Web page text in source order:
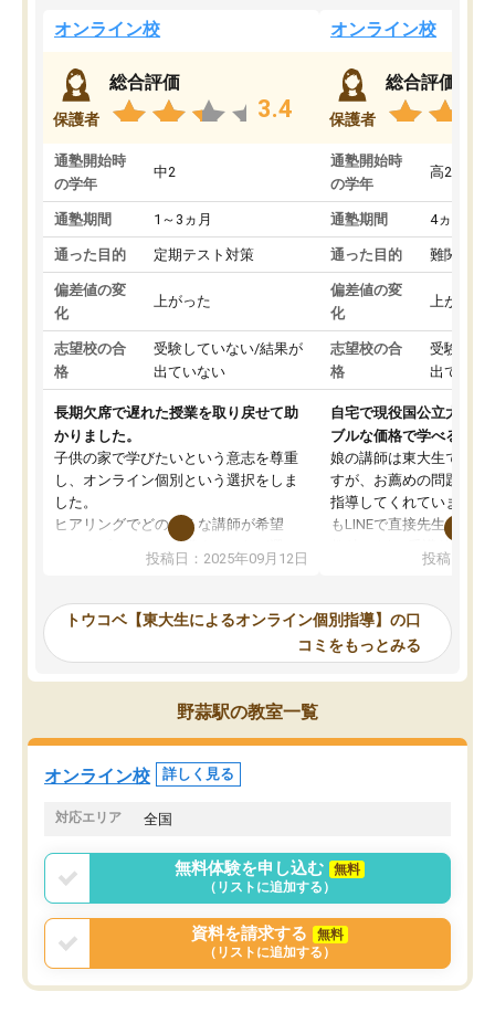
オンライン校
保護者
総合評価
3.4
通塾開始時
の学年
中2
通塾期間 1～3ヵ月
通った目的 定期テスト対策
偏差値の変
化
上がった
志望校の合
格
受験していない/結果が
出ていない
長期欠席で遅れた授業を取り戻せて助
かりました。
子供の家で学びたいという意志を尊重
し、オンライン個別という選択をしま
した。
ヒアリングでどのような講師が希望
か、オプションは付帯するかなど選ぶ
事が出来ました。
ーティングを行い、その講師で良いか
見てから講師を決定する事ができま
す。
うちの子は、初回面談の講師の方で決
オンラインツールを使用した単語帳の
共有があり宿題もそちらで出される形
でした。
言う事で講師変更の申し出があり、あ
まりに短期での変更だった為、塾に通
う事にして退会しました。遅れも取り
戻せ、授業内容や講師の方は良かった
と思います。
投稿日：2025年09月12日
オンライン校
保護者
総合評価
通塾開始時
の学年
高2
通塾期間 4ヵ月～1
通った目的 難関私立
偏差値の変
化
上がった
志望校の合
格
受験して
出ていな
自宅で現役国公立大学生
ブルな価格で学べる
娘の講師は東大生では無
すが、お薦めの問題集や
指導してくれています。
もLINEで直接先生に質問
めれるので、個人に合
いなのがあり(有料)、受
ことをどんなスケジュー
くか相談したのですが、
ち期待したものではなく
くなってきたようなので
投稿日：
トウコベ【東大生によるオンライン個別指導】の口
コミをもっとみる
野蒜駅の教室一覧
オンライン校 詳しく見る
対応エリア 全国
無料体験を申し込む
無料
（リストに追加する）
資料を請求する
無料
（リストに追加する）